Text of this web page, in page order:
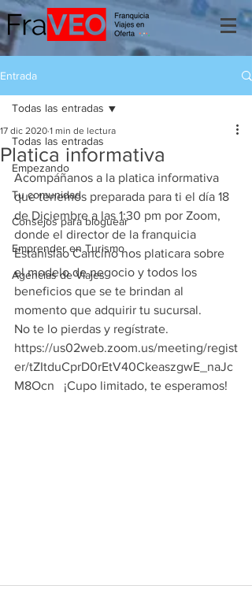
Entrada
Todas las entradas
Empezando
Tu comunidad
Consejos para bloguear
Emprender en Turismo
Agencias de Viajes
Todas las entradas
Platica informativa
17 dic 2020 1 min de lectura
Acompáñanos a la platica informativa
que tenemos preparada para ti el día 18
de Diciembre a las 1:30 pm por Zoom,
donde el director de la franquicia
Estanislao Cancino nos platicara sobre
el modelo de negocio y todos los
beneficios que se te brindan al
momento que adquirir tu sucursal.
No te lo pierdas y regístrate.
https://us02web.zoom.us/meeting/regist
er/tZItduCprD0rEtV40CkeaszgwE_naJc
M8Ocn   ¡Cupo limitado, te esperamos!